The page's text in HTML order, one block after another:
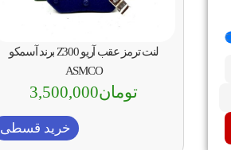
لنت ترمز عقب آریو Z300 برند آسمکو
ASMCO
تومان3,500,000
خرید قسطی